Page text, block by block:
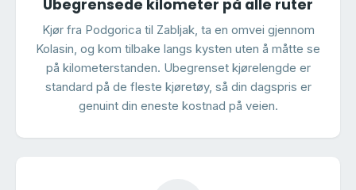
Ubegrensede kilometer på alle ruter
Kjør fra Podgorica til Zabljak, ta en omvei gjennom
Kolasin, og kom tilbake langs kysten uten å måtte se
på kilometerstanden. Ubegrenset kjørelengde er
standard på de fleste kjøretøy, så din dagspris er
genuint din eneste kostnad på veien.